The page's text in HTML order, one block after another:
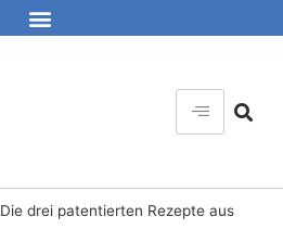
Die drei patentierten Rezepte aus